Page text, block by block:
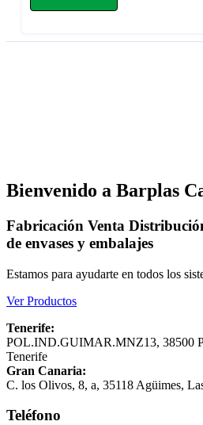
Bienvenido a Barplas
Fabricación Venta
de envases y embalajes
Estamos para ayudarte en todos los
Ver Productos
Tenerife:
POL.IND.GUIMAR.MNZ13, 38500
Tenerife
Gran Canaria:
C. los Olivos, 8, a, 35118 Agüimes,
Teléfono